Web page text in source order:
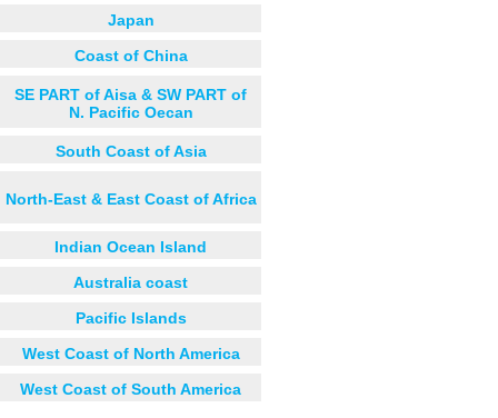
Japan
Coast of China
SE PART of Aisa & SW PART of
N. Pacific Oecan
South Coast of Asia
North-East & East Coast of Africa
Indian Ocean Island
Australia coast
Pacific Islands
West Coast of North America
West Coast of South America